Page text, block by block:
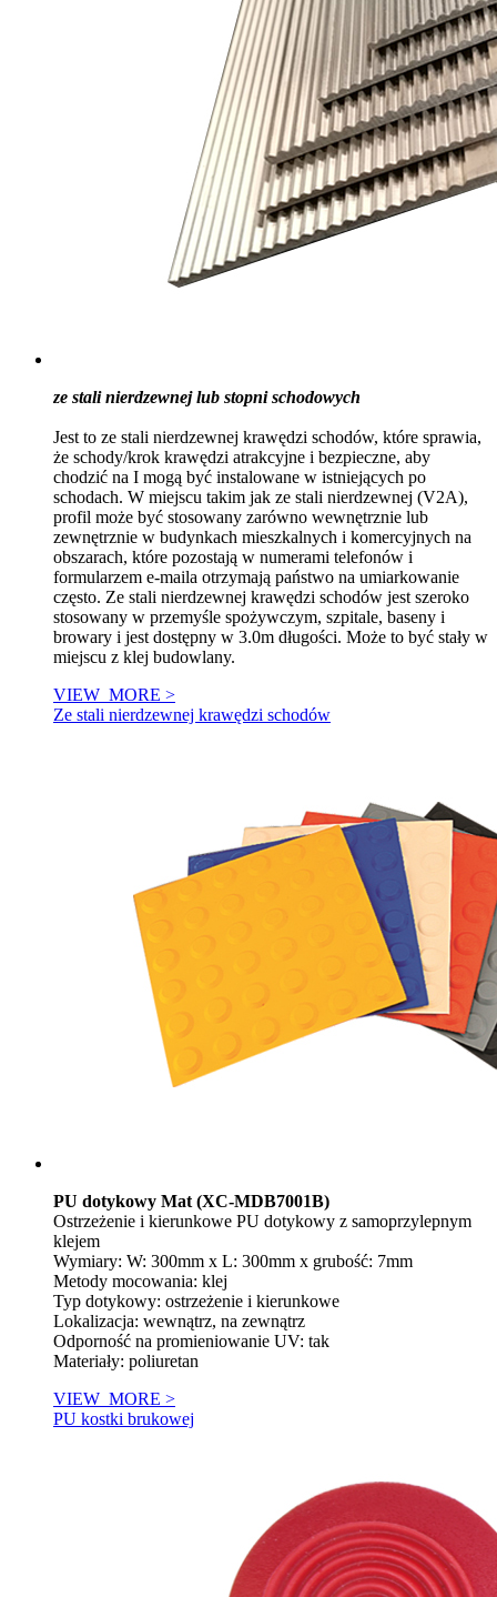
ze stali nierdzewnej lub stopni schodowych
Jest to ze stali nierdzewnej krawędzi schodów, które sprawia,
że schody/krok krawędzi atrakcyjne i bezpieczne, aby
chodzić na I mogą być instalowane w istniejących po
schodach. W miejscu takim jak ze stali nierdzewnej (V2A),
profil może być stosowany zarówno wewnętrznie lub
zewnętrznie w budynkach mieszkalnych i komercyjnych na
obszarach, które pozostają w numerami telefonów i
formularzem e-maila otrzymają państwo na umiarkowanie
często. Ze stali nierdzewnej krawędzi schodów jest szeroko
stosowany w przemyśle spożywczym, szpitale, baseny i
browary i jest dostępny w 3.0m długości. Może to być stały w
miejscu z klej budowlany.
VIEW_MORE >
Ze stali nierdzewnej krawędzi schodów
PU dotykowy Mat (XC-MDB7001B)
Ostrzeżenie i kierunkowe PU dotykowy z samoprzylepnym
klejem
Wymiary: W: 300mm x L: 300mm x grubość: 7mm
Metody mocowania: klej
Typ dotykowy: ostrzeżenie i kierunkowe
Lokalizacja: wewnątrz, na zewnątrz
Odporność na promieniowanie UV: tak
Materiały: poliuretan
VIEW_MORE >
PU kostki brukowej